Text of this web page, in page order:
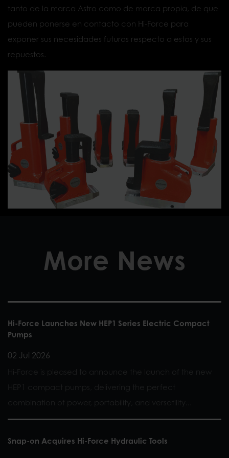
tanto de la marca Astro como de marca propia, de que
pueden ponerse en contacto con Hi-Force para
exponer sus necesidades futuras respecto a estos y sus
repuestos.
More News
Hi-Force Launches New HEP1 Series Electric Compact
Pumps
02 Jul 2026
Hi-Force is pleased to announce the launch of the new
HEP1 compact pumps, delivering the perfect
combination of power, portability, and versatility...
Snap-on Acquires Hi-Force Hydraulic Tools